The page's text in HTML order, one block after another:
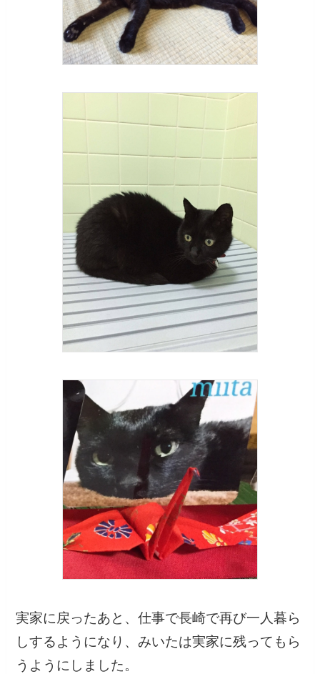
実家に戻ったあと、仕事で長崎で再び一人暮ら
しするようになり、みいたは実家に残ってもら
うようにしました。